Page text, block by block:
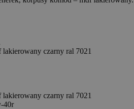
czarny ral 7021
czarny ral 7021
40r